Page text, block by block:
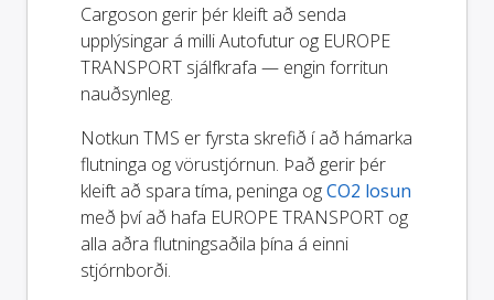
Cargoson gerir þér kleift að senda
upplýsingar á milli Autofutur og EUROPE
TRANSPORT sjálfkrafa — engin forritun
nauðsynleg.
Notkun TMS er fyrsta skrefið í að hámarka
flutninga og vörustjórnun. Það gerir þér
kleift að spara tíma, peninga ogCO2 losun
með því að hafa EUROPE TRANSPORT og
alla aðra flutningsaðila þína á einni
stjórnborði.